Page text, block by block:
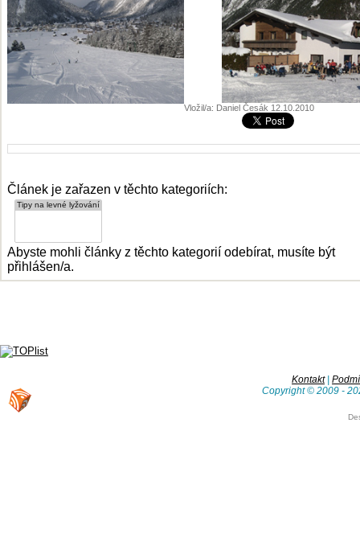
Vložil/a: Daniel Česák 12.10.2010
Článek je zařazen v těchto kategoriích:
Abyste mohli články z těchto kategorií odebírat, musíte být
přihlášen/a.
Kontakt|
Copyright © 2009 -